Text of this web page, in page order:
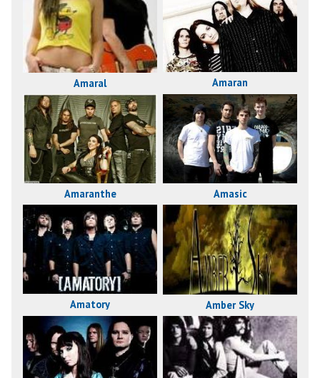
Amaral Amaran
Amaranthe Amasic
Amatory Amber Sky